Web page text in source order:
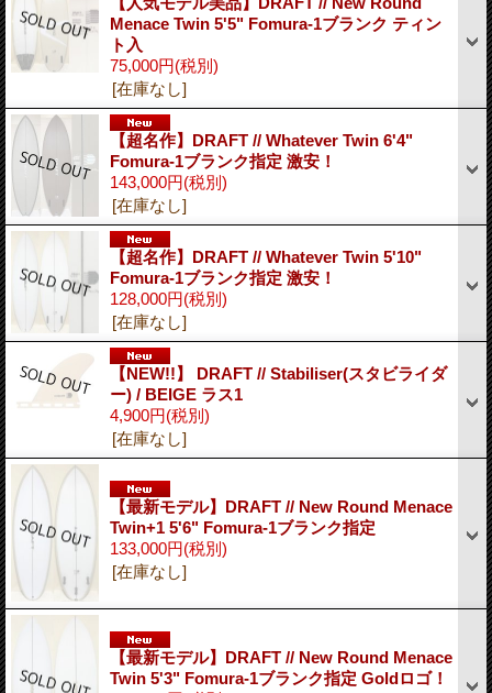
Menace Twin 5'5" Fomura-1ブランク ティン
ト入
75,000円(税別)
[在庫なし]
【超名作】DRAFT // Whatever Twin 6'4"
Fomura-1ブランク指定 激安！
143,000円(税別)
[在庫なし]
【超名作】DRAFT // Whatever Twin 5'10"
Fomura-1ブランク指定 激安！
128,000円(税別)
[在庫なし]
【NEW!!】 DRAFT // Stabiliser(スタビライダ
ー) / BEIGE ラス1
4,900円(税別)
[在庫なし]
【最新モデル】DRAFT // New Round Menace
Twin+1 5'6" Fomura-1ブランク指定
133,000円(税別)
[在庫なし]
【最新モデル】DRAFT // New Round Menace
Twin 5'3" Fomura-1ブランク指定 Goldロゴ！